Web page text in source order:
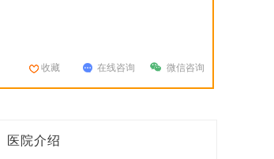
收藏 在线咨询 微信咨询
医院介绍